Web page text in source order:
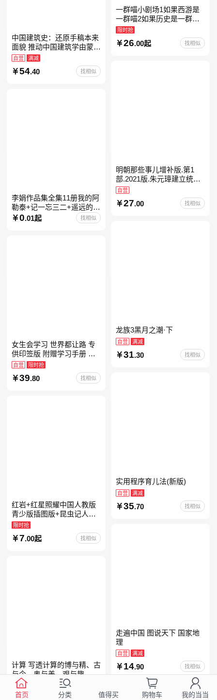
一群喵小剧场1如果西游是
一群喵2如果历史是一群喵
全套16晚清残晖篇全集全套
16册华夏长卷互动札记西游
喵桌游肥志历史喵系列
限时抢
26.00起 找相似
中国建筑史：还原手稿本来
面貌 推动中国建筑学由蒙昧
进入现代学科的奠基之作
自营 满减
54.40 找相似
明朝那些事儿增补版.第1
部.2021版.朱元璋建立统治
明朝
自营
27.00 找相似
李娟作品集全集11册我的阿
勒泰+记一忘三二+遥远的向
日葵地+冬牧场+阿勒泰的角
落+羊道三部曲+走夜路请放
0.01起 找相似
龙族3黑月之潮·下
自营 满减
31 .30 找相似
女生会学习 世界都让路 专
供印签版 附赠学习手册 创
意明信片 试听课和资料包
自营 限时抢
39.80 找相似
实用程序育儿法(新版)
自营 满减
35.70 找相似
红岩+红星照耀中国人教版
青少版插图版+昆虫记人教
版正版原著完整版红星为什
么照耀中国八年级上册的课
外书初二课外阅读书籍人教
限时抢
7.00起 找相似
走遍中国 图说天下 国家地
理
自营 满减
14.90 找相似
计算 写透计算的博与精、古
与今、奥与美、艰与趣
自营
99
首页 分类 值得买 购物车 我的当当